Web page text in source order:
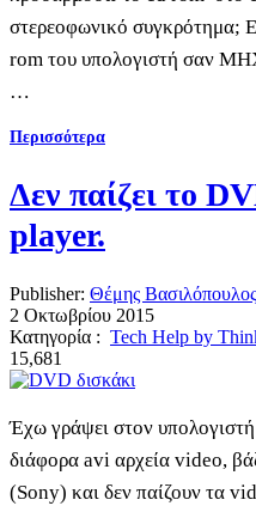
στερεοφωνικό συγκρότημα;
rom του υπολογιστή σαν
…
Περισσότερα
Δεν παίζει το
player.
Publisher: Θέμης Βασιλόπουλος
2 Οκτωβρίου 2015
Κατηγορία : Tech Help by
15,681
Έχω γράψει στον
διάφορα avi αρχεία video,
(Sony) και δεν παίζουν τα